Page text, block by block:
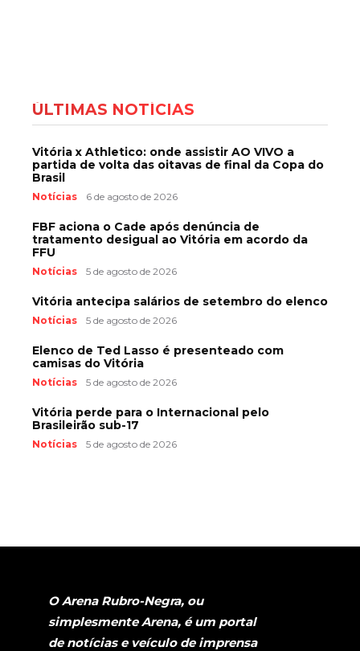
ÚLTIMAS NOTÍCIAS
Vitória x Athletico: onde assistir AO VIVO a
partida de volta das oitavas de final da Copa do
Brasil
Notícias 6 de agosto de 2026
FBF aciona o Cade após denúncia de
tratamento desigual ao Vitória em acordo da
FFU
Notícias 5 de agosto de 2026
Vitória antecipa salários de setembro do elenco
Notícias 5 de agosto de 2026
Elenco de Ted Lasso é presenteado com
camisas do Vitória
Notícias 5 de agosto de 2026
Vitória perde para o Internacional pelo
Brasileirão sub-17
Notícias 5 de agosto de 2026
O Arena Rubro-Negra, ou
simplesmente Arena, é um portal
de notícias e veículo de imprensa